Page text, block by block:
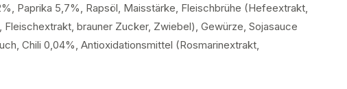
Paprika 5,7%, Rapsöl, Maisstärke, Fleischbrühe (Hefeextrakt,
Fleischextrakt, brauner Zucker, Zwiebel), Gewürze, Sojasauce
Chili 0,04%, Antioxidationsmittel (Rosmarinextrakt,